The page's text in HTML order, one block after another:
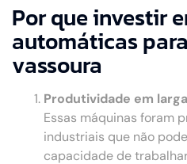
Por que investir
automáticas
vassoura
Produtividade em
Essas máquinas foram
industriais que não
capacidade de